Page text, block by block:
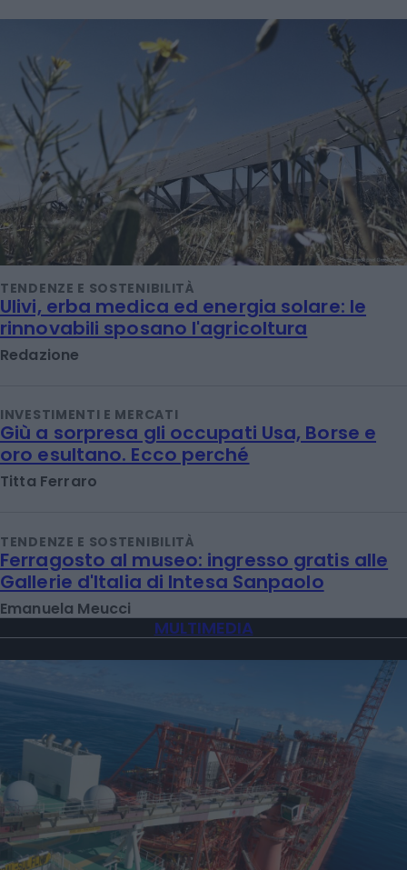
TENDENZE E SOSTENIBILITÀ
Ulivi, erba medica ed energia solare: le
rinnovabili sposano l'agricoltura
Redazione
INVESTIMENTI E MERCATI
Giù a sorpresa gli occupati Usa, Borse e
oro esultano. Ecco perché
Titta Ferraro
TENDENZE E SOSTENIBILITÀ
Ferragosto al museo: ingresso gratis alle
Gallerie d'Italia di Intesa Sanpaolo
Emanuela Meucci
MULTIMEDIA